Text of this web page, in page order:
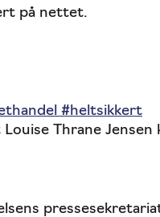
på nettet.
#heltsikkert
Thrane Jensen